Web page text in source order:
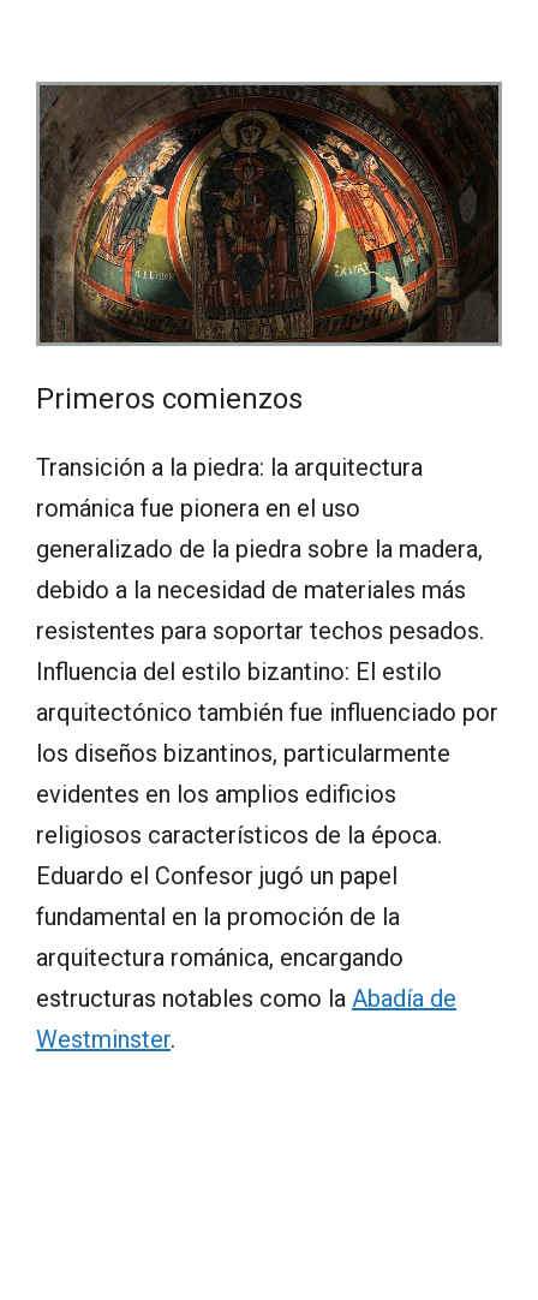
Primeros comienzos
Transición a la piedra: la arquitectura
románica fue pionera en el uso
generalizado de la piedra sobre la madera,
debido a la necesidad de materiales más
resistentes para soportar techos pesados.
Influencia del estilo bizantino: El estilo
arquitectónico también fue influenciado por
los diseños bizantinos, particularmente
evidentes en los amplios edificios
religiosos característicos de la época.
Eduardo el Confesor jugó un papel
fundamental en la promoción de la
arquitectura románica, encargando
estructuras notables como la Abadía de
Westminster.